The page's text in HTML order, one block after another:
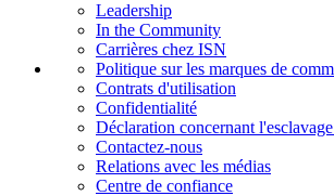
Leadership
In the Community
Carrières chez ISN
Politique sur les marques de
Contrats d'utilisation
Confidentialité
Déclaration concernant
Contactez-nous
Relations avec les médias
Centre de confiance